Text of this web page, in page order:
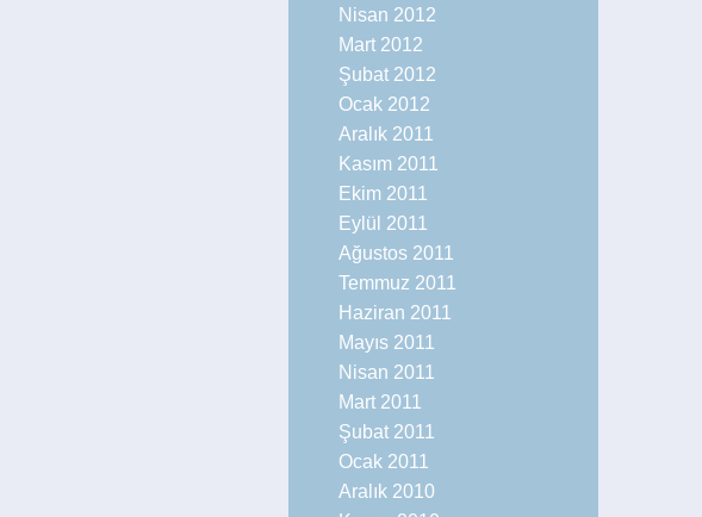
Nisan 2012
Mart 2012
Şubat 2012
Ocak 2012
Aralık 2011
Kasım 2011
Ekim 2011
Eylül 2011
Ağustos 2011
Temmuz 2011
Haziran 2011
Mayıs 2011
Nisan 2011
Mart 2011
Şubat 2011
Ocak 2011
Aralık 2010